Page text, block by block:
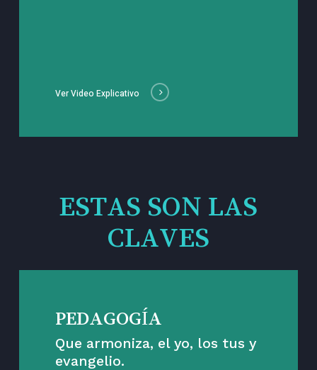
Ver Video Explicativo
ESTAS SON LAS
CLAVES
PEDAGOGÍA
Que armoniza, el yo, los tus y
evangelio.